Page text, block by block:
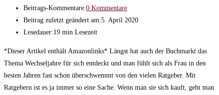
Beitrags-Kommentare:0 Kommentare
Beitrag zuletzt geändert am:5. April 2020
Lesedauer:19 min Lesezeit
*Dieser Artikel enthält Amazonlinks* Längst hat auch der Buchmarkt das
Thema Wechseljahre für sich entdeckt und man fühlt sich als Frau in den
besten Jahren fast schon überschwemmt von den vielen Ratgeber. Mit
Ratgebern ist es ja immer so eine Sache. Wenn man sie sich kauft, geht man